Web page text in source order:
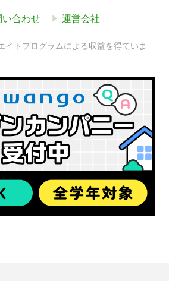
い合わせ 運営会社
イトプログラムによる収益を得ていま